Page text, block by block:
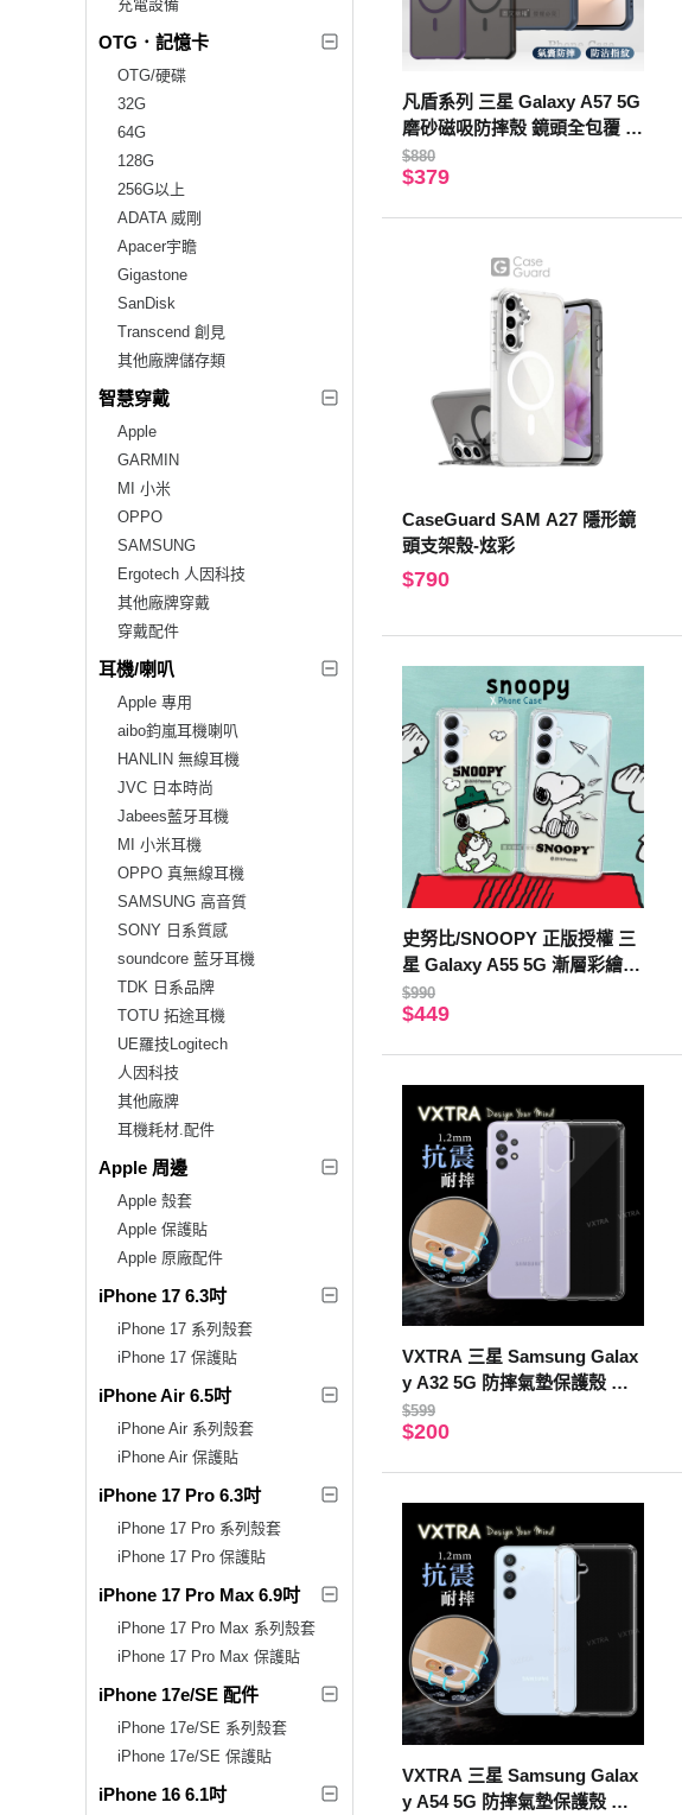
充電設備
OTG．記憶卡
OTG/硬碟
32G
64G
128G
256G以上
ADATA 威剛
Apacer宇瞻
Gigastone
SanDisk
Transcend 創見
其他廠牌儲存類
智慧穿戴
Apple
GARMIN
MI 小米
OPPO
SAMSUNG
Ergotech 人因科技
其他廠牌穿戴
穿戴配件
耳機/喇叭
Apple 專用
aibo鈞嵐耳機喇叭
HANLIN 無線耳機
JVC 日本時尚
Jabees藍牙耳機
MI 小米耳機
OPPO 真無線耳機
SAMSUNG 高音質
SONY 日系質感
soundcore 藍牙耳機
TDK 日系品牌
TOTU 拓途耳機
UE羅技Logitech
人因科技
其他廠牌
耳機耗材.配件
Apple 周邊
Apple 殼套
Apple 保護貼
Apple 原廠配件
iPhone 17 6.3吋
iPhone 17 系列殼套
iPhone 17 保護貼
iPhone Air 6.5吋
iPhone Air 系列殼套
iPhone Air 保護貼
iPhone 17 Pro 6.3吋
iPhone 17 Pro 系列殼套
iPhone 17 Pro 保護貼
iPhone 17 Pro Max 6.9吋
iPhone 17 Pro Max 系列殼套
iPhone 17 Pro Max 保護貼
iPhone 17e/SE 配件
iPhone 17e/SE 系列殼套
iPhone 17e/SE 保護貼
iPhone 16 6.1吋
凡盾系列 三星 Galaxy A57 5G
磨砂磁吸防摔殼 鏡頭全包覆 手
機殼(經典黑)
$880
$379
CaseGuard SAM A27 隱形鏡
頭支架殼-炫彩
$790
史努比/SNOOPY 正版授權 三
星 Galaxy A55 5G 漸層彩繪空
壓手機殼(郊遊)
$990
$449
VXTRA 三星 Samsung Galax
y A32 5G 防摔氣墊保護殼 空
壓殼 手機殼
$599
$200
VXTRA 三星 Samsung Galax
y A54 5G 防摔氣墊保護殼 空